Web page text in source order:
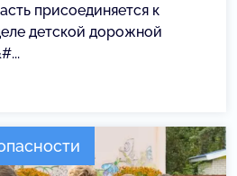
присоединяется к
детской дорожной